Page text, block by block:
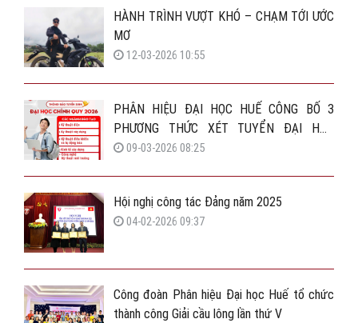
HÀNH TRÌNH VƯỢT KHÓ – CHẠM TỚI ƯỚC
MƠ
12-03-2026 10:55
PHÂN HIỆU ĐẠI HỌC HUẾ CÔNG BỐ 3
PHƯƠNG THỨC XÉT TUYỂN ĐẠI HỌC
CHÍNH QUY 2026
09-03-2026 08:25
Hội nghị công tác Đảng năm 2025
04-02-2026 09:37
Công đoàn Phân hiệu Đại học Huế tổ chức
thành công Giải cầu lông lần thứ V